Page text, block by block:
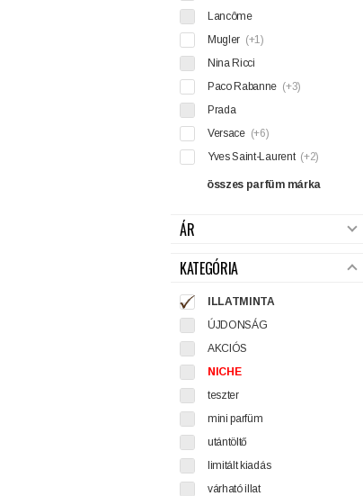
Lancôme
Mugler (+1)
Nina Ricci
Paco Rabanne (+3)
Prada
Versace (+6)
Yves Saint-Laurent (+2)
összes parfüm márka
ÁR
KATEGÓRIA
ILLATMINTA
ÚJDONSÁG
AKCIÓS
NICHE
teszter
mini parfüm
utántöltő
limitált kiadás
várható illat